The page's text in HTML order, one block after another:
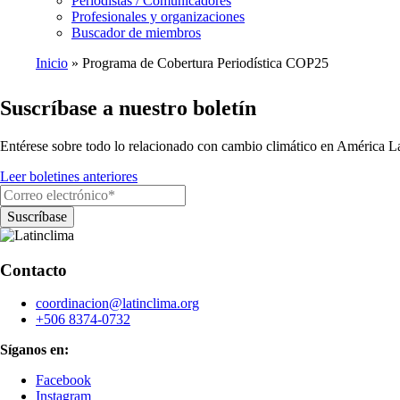
Profesionales y organizaciones
Buscador de miembros
de
Inicio Programa de Cobertura Periodística COP25
Suscríbase a nuestro boletín
Entérese sobre todo lo relacionado con cambio climático en América
Leer boletines anteriores
Contacto
coordinacion@latinclima.org
+506 8374-0732
Síganos en:
Facebook
Instagram